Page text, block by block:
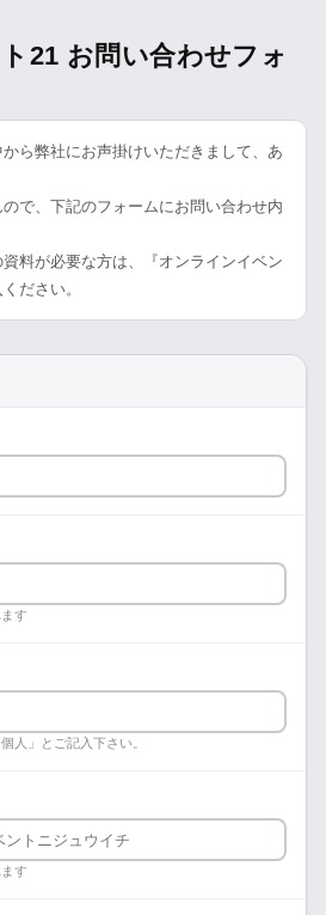
21 お問い合わせフォ
ら弊社にお声掛けいただきまして、あ
で、下記のフォームにお問い合わせ内
料が必要な方は、『オンラインイベン
ださい。
す
人」とご記入下さい。
す